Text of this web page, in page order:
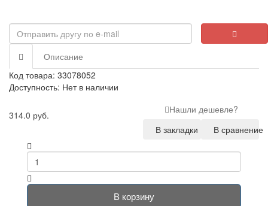
Описание
Код товара: 33078052
Доступность: Нет в наличии
314.0 руб.
Нашли дешевле?
В закладки
В сравнение
В корзину